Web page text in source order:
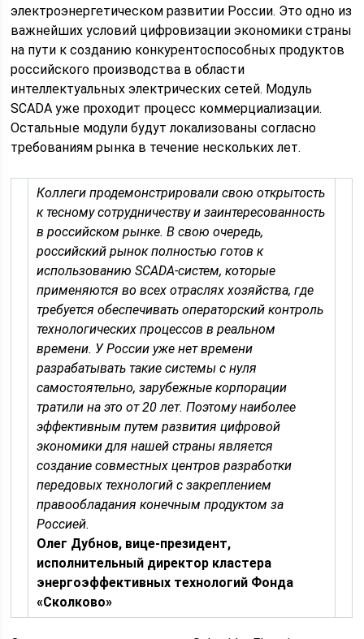
электроэнергетическом развитии России. Это одно из
важнейших условий цифровизации экономики страны
на пути к созданию конкурентоспособных продуктов
российского производства в области
интеллектуальных электрических сетей. Модуль
SCADA уже проходит процесс коммерциализации.
Остальные модули будут локализованы согласно
требованиям рынка в течение нескольких лет.
Коллеги продемонстрировали свою открытость
к тесному сотрудничеству и заинтересованность
в российском рынке. В свою очередь,
российский рынок полностью готов к
использованию SCADA-систем, которые
применяются во всех отраслях хозяйства, где
требуется обеспечивать операторский контроль
технологических процессов в реальном
времени. У России уже нет времени
разрабатывать такие системы с нуля
самостоятельно, зарубежные корпорации
тратили на это от 20 лет. Поэтому наиболее
эффективным путем развития цифровой
экономики для нашей страны является
создание совместных центров разработки
передовых технологий с закреплением
правообладания конечным продуктом за
Россией.
Олег Дубнов, вице-президент,
исполнительный директор кластера
энергоэффективных технологий Фонда
«Сколково»